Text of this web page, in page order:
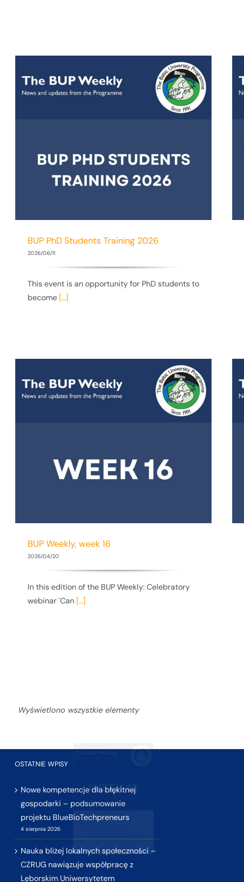
BUP PhD Students Training 2026
2026/06/11
This event is an opportunity for PhD students to
become[...]
Last call
BUP Weekly, week 16
2026/04/20
In this edition of the BUP Weekly: Celebratory
webinar 'Can[...]
BUP Weekly, week 12
2026/04/02